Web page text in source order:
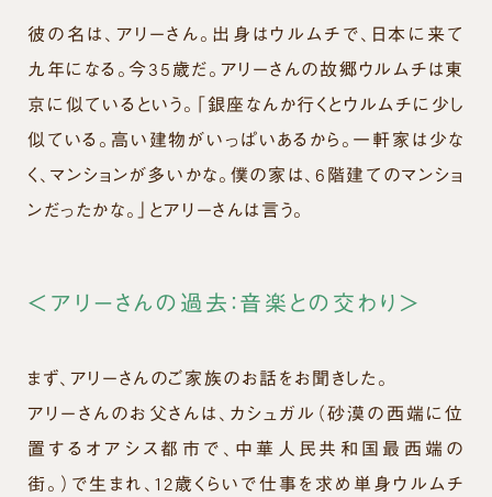
彼の名は、アリーさん。出身はウルムチで、日本に来て
九年になる。今35歳だ。アリーさんの故郷ウルムチは東
京に似ているという。「銀座なんか行くとウルムチに少し
似ている。高い建物がいっぱいあるから。一軒家は少な
く、マンションが多いかな。僕の家は、6階建てのマンショ
ンだったかな。」とアリーさんは言う。
＜アリーさんの過去：音楽との交わり＞
まず、アリーさんのご家族のお話をお聞きした。
アリーさんのお父さんは、カシュガル（砂漠の西端に位
置するオアシス都市で、中華人民共和国最西端の
街。）で生まれ、12歳くらいで仕事を求め単身ウルムチ